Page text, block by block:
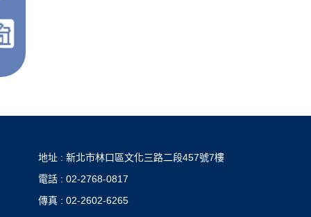
地址 : 新北市林口區文化三路二段457號7樓
電話 : 02-2768-0817
傳真 : 02-2602-6265